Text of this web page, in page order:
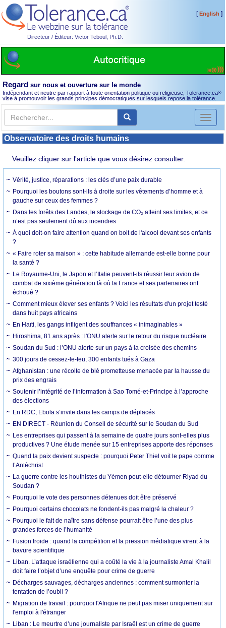
Directeur / Éditeur: Victor Teboul, Ph.D.
[English ]
Regard sur nous et ouverture sur le monde
Indépendant et neutre par rapport à toute orientation politique ou religieuse, Tolerance.ca®
vise à promouvoir les grands principes démocratiques sur lesquels repose la tolérance.
Toggle
Observatoire des droits humains
Veuillez cliquer sur l'article que vous désirez consulter.
Vérité, justice, réparations : les clés d’une paix durable
Pourquoi les boutons sont-ils à droite sur les vêtements d’homme et à
gauche sur ceux des femmes ?
Dans les forêts des Landes, le stockage de CO₂ atteint ses limites, et ce
n’est pas seulement dû aux incendies
À quoi doit-on faire attention quand on boit de l'alcool devant ses enfants
?
« Faire roter sa maison » : cette habitude allemande est-elle bonne pour
la santé ?
Le Royaume-Uni, le Japon et l’Italie peuvent-ils réussir leur avion de
combat de sixième génération là où la France et ses partenaires ont
échoué ?
Comment mieux élever ses enfants ? Voici les résultats d'un projet testé
dans huit pays africains
En Haïti, les gangs infligent des souffrances « inimaginables »
Hiroshima, 81 ans après : l'ONU alerte sur le retour du risque nucléaire
Soudan du Sud : l’ONU alerte sur un pays à la croisée des chemins
300 jours de cessez-le-feu, 300 enfants tués à Gaza
Afghanistan : une récolte de blé prometteuse menacée par la hausse du
prix des engrais
Soutenir l’intégrité de l’information à Sao Tomé-et-Principe à l’approche
des élections
En RDC, Ebola s’invite dans les camps de déplacés
EN DIRECT - Réunion du Conseil de sécurité sur le Soudan du Sud
Les entreprises qui passent à la semaine de quatre jours sont-elles plus
productives ? Une étude menée sur 15 entreprises apporte des réponses
Quand la paix devient suspecte : pourquoi Peter Thiel voit le pape comme
l’Antéchrist
La guerre contre les houthistes du Yémen peut-elle détourner Riyad du
Soudan ?
Pourquoi le vote des personnes détenues doit être préservé
Pourquoi certains chocolats ne fondent-ils pas malgré la chaleur ?
Pourquoi le fait de naître sans défense pourrait être l’une des plus
grandes forces de l’humanité
Fusion froide : quand la compétition et la pression médiatique virent à la
bavure scientifique
Liban. L’attaque israélienne qui a coûté la vie à la journaliste Amal Khalil
doit faire l’objet d’une enquête pour crime de guerre
Décharges sauvages, décharges anciennes : comment surmonter la
tentation de l’oubli ?
Migration de travail : pourquoi l'Afrique ne peut pas miser uniquement sur
l'emploi à l'étranger
Liban : Le meurtre d’une journaliste par Israël est un crime de guerre